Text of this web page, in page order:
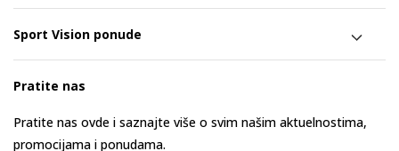
Sport Vision ponude
Pratite nas
Pratite nas ovde i saznajte više o svim našim aktuelnostima,
promocijama i ponudama.